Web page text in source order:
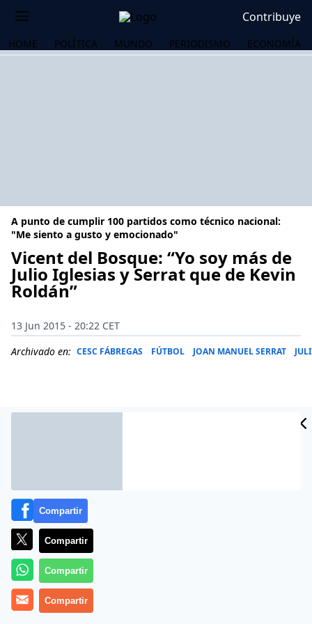
Contribuye
HOME POLÍTICA MUNDO PERIODISMO ECONOMÍA
A punto de cumplir 100 partidos como técnico nacional:
"Me siento a gusto y emocionado"
Vicent del Bosque: “Yo soy más de
Julio Iglesias y Serrat que de Kevin
Roldán”
13 Jun 2015 - 20:22 CET
Archivado en: CESC FÁBREGAS FÚTBOL JOAN MANUEL SERRAT
Más información
Compartir
Compartir
Compartir
Compartir